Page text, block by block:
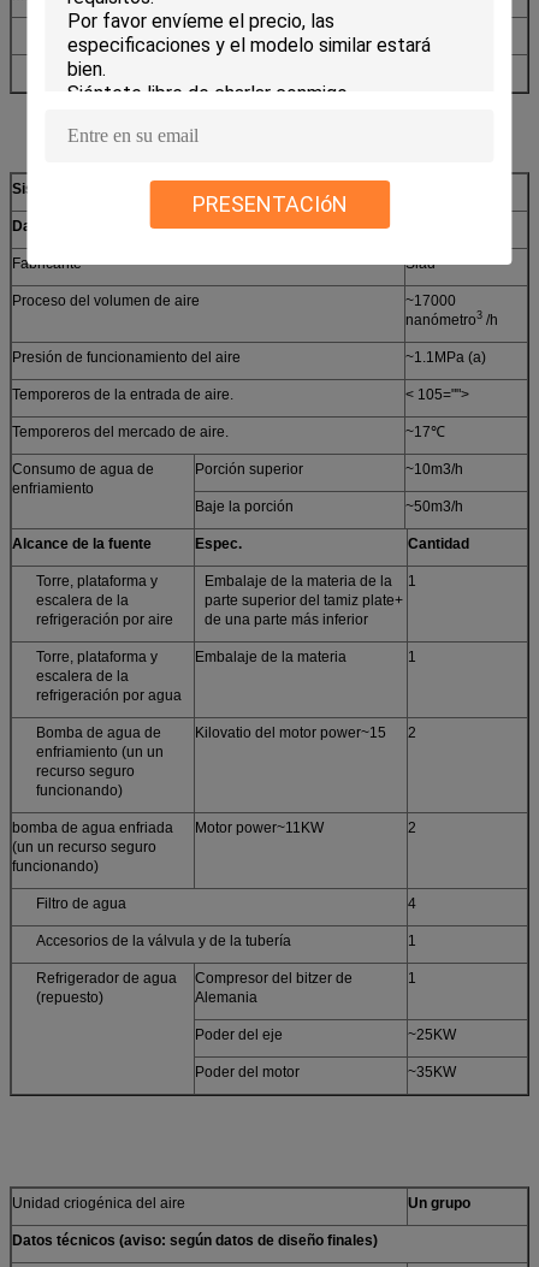
PRESENTACIóN
Instrumento local y panel de control eléctrico
Recambios y herramientas especiales
Sistema de refrigeración por aire
Datos técnicos (aviso: según datos de diseño finales)
Fabricante Siad
Proceso del volumen de aire
~17000
nanómetro3 /h
Presión de funcionamiento del aire ~1.1MPa (a)
Temporeros de la entrada de aire. < 105="">
Temporeros del mercado de aire. ~17℃
Consumo de agua de
enfriamiento
Porción superior ~10m3/h
Baje la porción ~50m3/h
Alcance de la fuente Espec. Cantidad
Torre, plataforma y
escalera de la
refrigeración por aire
Embalaje de la materia de la
parte superior del tamiz plate+
de una parte más inferior
1
Torre, plataforma y
escalera de la
refrigeración por agua
Embalaje de la materia 1
Bomba de agua de
enfriamiento (un un
recurso seguro
funcionando)
Kilovatio del motor power~15 2
bomba de agua enfriada
(un un recurso seguro
funcionando)
Motor power~11KW 2
Filtro de agua 4
Accesorios de la válvula y de la tubería 1
Refrigerador de agua
(repuesto)
Compresor del bitzer de
Alemania
1
Poder del eje ~25KW
Poder del motor ~35KW
Unidad criogénica del aire Un grupo
Datos técnicos (aviso: según datos de diseño finales)